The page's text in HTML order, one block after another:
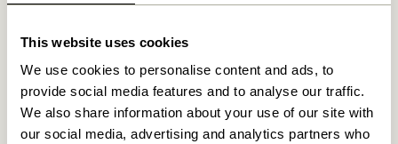
This website uses cookies
We use cookies to personalise content and ads, to
provide social media features and to analyse our traffic.
We also share information about your use of our site with
our social media, advertising and analytics partners who